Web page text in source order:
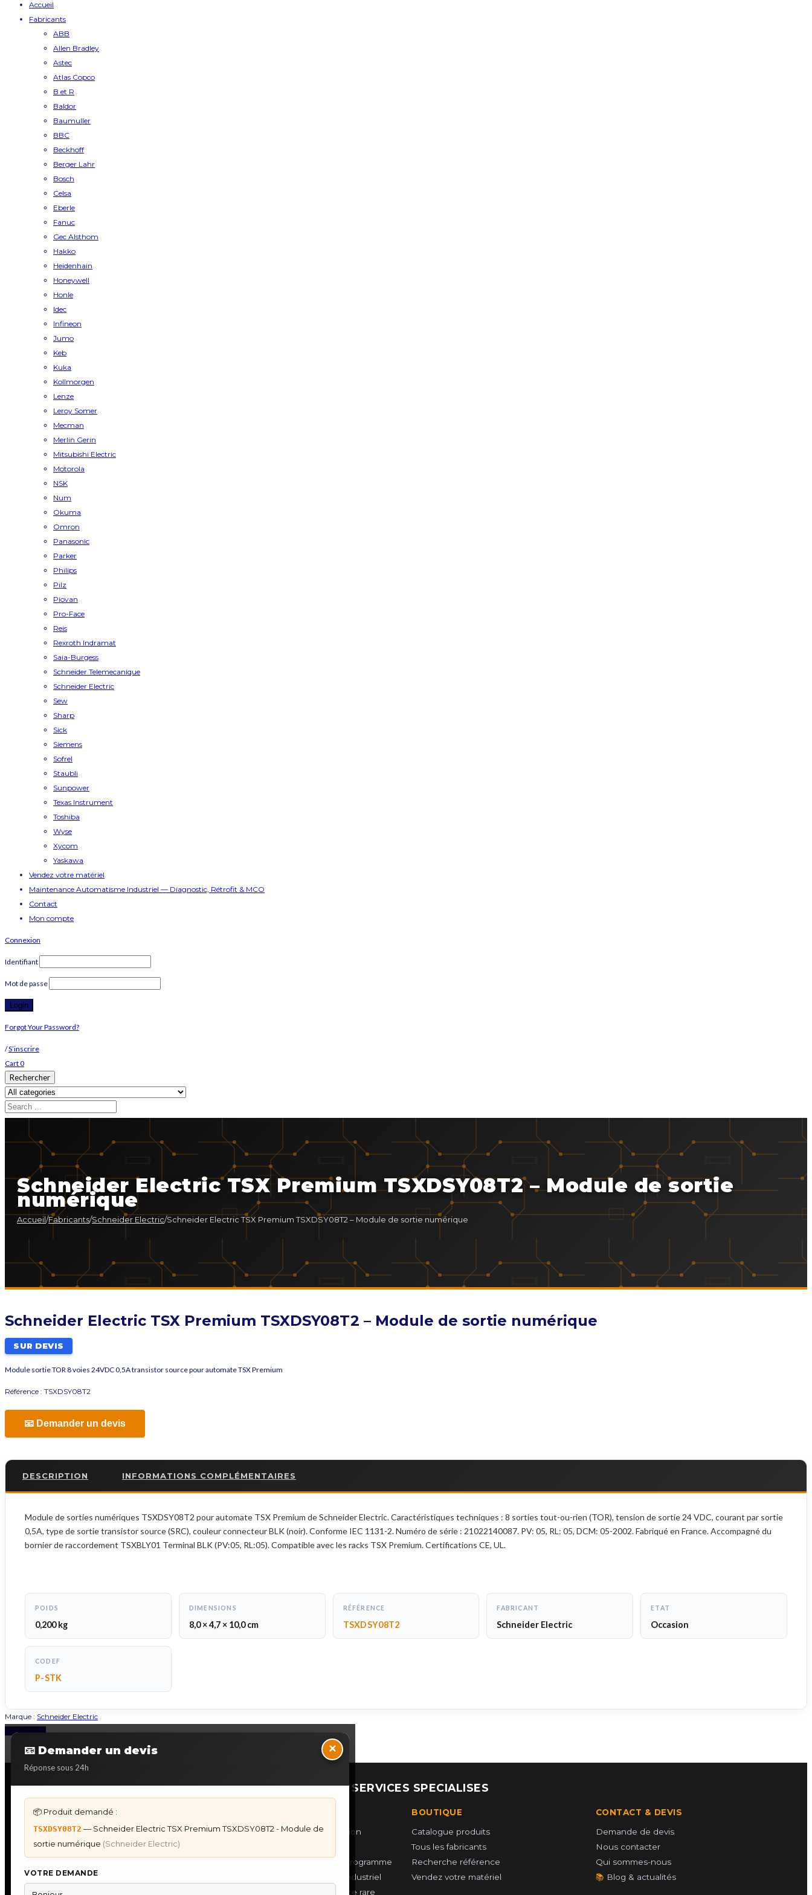
Accueil
Fabricants
ABB
Allen Bradley
Astec
Atlas Copco
B et R
Baldor
Baumuller
BBC
Beckhoff
Berger Lahr
Bosch
Celsa
Eberle
Fanuc
Gec Alsthom
Hakko
Heidenhain
Honeywell
Honle
Idec
Infineon
Jumo
Keb
Kuka
Kollmorgen
Lenze
Leroy Somer
Mecman
Merlin Gerin
Mitsubishi Electric
Motorola
NSK
Num
Okuma
Omron
Panasonic
Parker
Philips
Pilz
Piovan
Pro-Face
Reis
Rexroth Indramat
Saia-Burgess
Schneider Telemecanique
Schneider Electric
Sew
Sharp
Sick
Siemens
Sofrel
Staubli
Sunpower
Texas Instrument
Toshiba
Wyse
Xycom
Yaskawa
Vendez votre matériel
Maintenance Automatisme Industriel — Diagnostic, Rétrofit & MCO
Contact
Mon compte
Connexion
Identifiant
Mot de passe
Forgot Your Password?
/S’inscrire
Cart0
Rechercher
Schneider Electric TSX Premium TSXDSY08T2 – Module de sortie
numérique
Accueil/Fabricants/Schneider Electric/Schneider Electric TSX Premium TSXDSY08T2 – Module de sortie numérique
Schneider Electric TSX Premium TSXDSY08T2 – Module de sortie numérique
SUR DEVIS
Module sortie TOR 8 voies 24VDC 0,5A transistor source pour automate TSX Premium
Référence : TSXDSY08T2
📧 Demander un devis
DESCRIPTION INFORMATIONS COMPLÉMENTAIRES
Module de sorties numériques TSXDSY08T2 pour automate TSX Premium de Schneider Electric. Caractéristiques techniques : 8 sorties tout-ou-rien (TOR), tension de sortie 24 VDC, courant par sortie
0,5A, type de sortie transistor source (SRC), couleur connecteur BLK (noir). Conforme IEC 1131-2. Numéro de série : 21022140087. PV: 05, RL: 05, DCM: 05-2002. Fabriqué en France. Accompagné du
bornier de raccordement TSXBLY01 Terminal BLK (PV:05, RL:05). Compatible avec les racks TSX Premium. Certifications CE, UL.
POIDS
0,200 kg
DIMENSIONS
8,0 × 4,7 × 10,0 cm
RÉFÉRENCE
TSXDSY08T2
FABRICANT
Schneider Electric
ETAT
Occasion
CODEF
P-STK
Marque : Schneider Electric
📧 Demander un devis
Réponse sous 24h
×
📦 Produit demandé :
TSXDSY08T2 — Schneider Electric TSX Premium TSXDSY08T2 - Module de
sortie numérique (Schneider Electric)
VOTRE DEMANDE
Back to Top
NOS SERVICES SPECIALISES
DÉPANNAGE AUTOMATES
Dépannage Siemens S7
Dépannage Schneider Modicon
Dépannage Mitsubishi Melsec
Dépannage ABB AC500
IHM Lauer PCS — Récupération
IHM Lauer GAME & PCS — Programme
Maintenance Automatisme Industriel
Recherche & Sourcing piéce rare
BOUTIQUE
Catalogue produits
Tous les fabricants
Recherche référence
Vendez votre matériel
CONTACT & DEVIS
Demande de devis
Nous contacter
Qui sommes-nous
📚 Blog & actualités